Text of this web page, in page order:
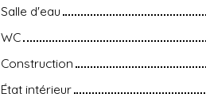
Salle d'eau
WC
Construction
État intérieur